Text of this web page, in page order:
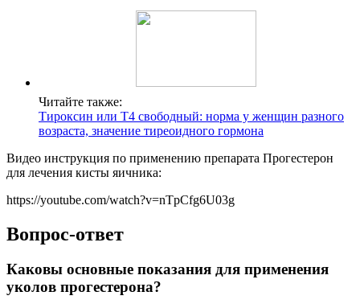
Читайте также:
Тироксин или Т4 свободный: норма у женщин разного
возраста, значение тиреоидного гормона
Видео инструкция по применению препарата Прогестерон
для лечения кисты яичника:
https://youtube.com/watch?v=nTpCfg6U03g
Вопрос-ответ
Каковы основные показания для применения
уколов прогестерона?